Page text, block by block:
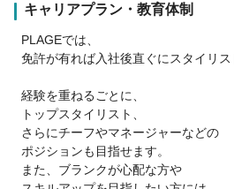
キャリアプラン・教育体制
PLAGEでは、
免許が有れば入社後直ぐにスタイリス
経験を重ねるごとに、
トップスタイリスト、
さらにチーフやマネージャーなどの
ポジションも目指せます。
また、ブランクが心配な方や